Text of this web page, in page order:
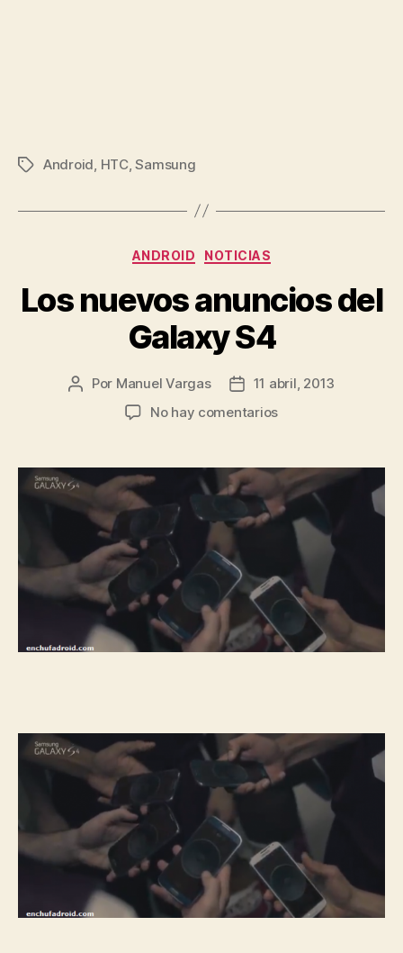
Etiquetas
Android HTC,Samsung
Categorías
ANDROID NOTICIAS
Los nuevos anuncios del
Galaxy S4
Autor
Por Manuel Vargas
Fecha
de
11 abril, 2013
No hay comentariosen
anuncios
del
Galaxy
S4